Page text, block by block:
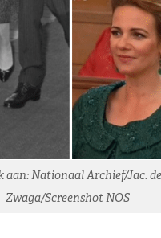
aan: Nationaal Archief/Jac.
Zwaga/Screenshot NOS